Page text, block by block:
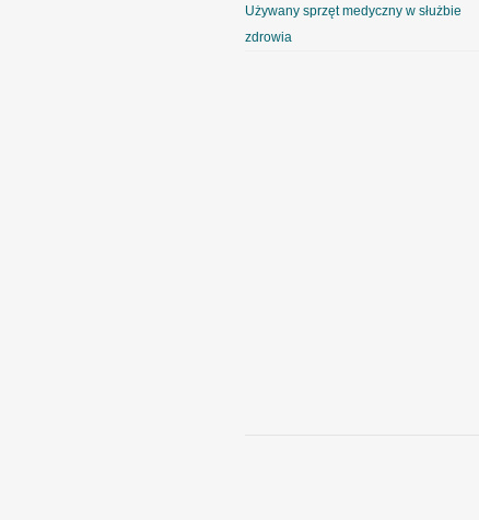
Używany sprzęt medyczny w służbie
zdrowia